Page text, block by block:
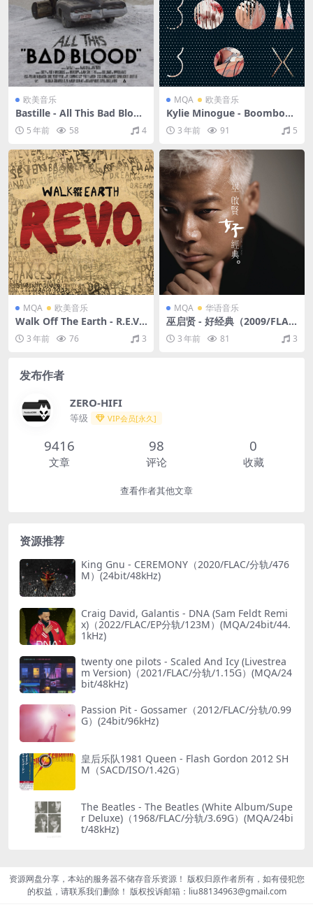
欧美音乐
Bastille - All This Bad Blood
（2013/FLAC/分轨/526M）
5 年前 58 4
MQA 欧美音乐
Kylie Minogue - Boombox
（2009/FLAC/分轨/849M）
(MQA/16bit/44.1kHz)
3 年前 91 5
MQA 欧美音乐
Walk Off The Earth - R.E.V.
O.（2013/FLAC/分轨/243
M）(MQA/16bit/44.1kHz)
3 年前 76 3
MQA 华语音乐
巫启贤 - 好经典（2009/FLA
C/分轨/254M）(MQA/16bit/
44.1kHz)
3 年前 81 3
发布作者
ZERO-HIFI
等级 VIP会员[永久]
9416
文章
98
评论
0
收藏
查看作者其他文章
资源推荐
King Gnu - CEREMONY（2020/FLAC/分轨/476
M）(24bit/48kHz)
Craig David, Galantis - DNA (Sam Feldt Remi
x)（2022/FLAC/EP分轨/123M）(MQA/24bit/44.
1kHz)
twenty one pilots - Scaled And Icy (Livestrea
m Version)（2021/FLAC/分轨/1.15G）(MQA/24
bit/48kHz)
Passion Pit - Gossamer（2012/FLAC/分轨/0.99
G）(24bit/96kHz)
皇后乐队1981 Queen - Flash Gordon 2012 SH
M（SACD/ISO/1.42G）
The Beatles - The Beatles (White Album/Supe
r Deluxe)（1968/FLAC/分轨/3.69G）(MQA/24bi
t/48kHz)
资源网盘分享，本站的服务器不储存音乐资源！ 版权归原作者所有，如有侵犯您
的权益，请联系我们删除！ 版权投诉邮箱：liu88134963@gmail.com